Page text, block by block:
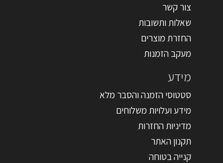
צור קשר
שאלות ותשובות
החזרת מוצרים
מעקב הזמנות
מידע
סטטוסי הזמנה והסבר מלא
מידע ועלויות משלוחים
מדיניות החזרות
תקנון האתר
קנייה בטוחה